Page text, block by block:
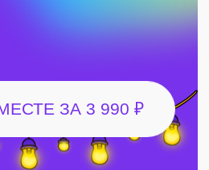
и не слить
бюджетом
чтобы